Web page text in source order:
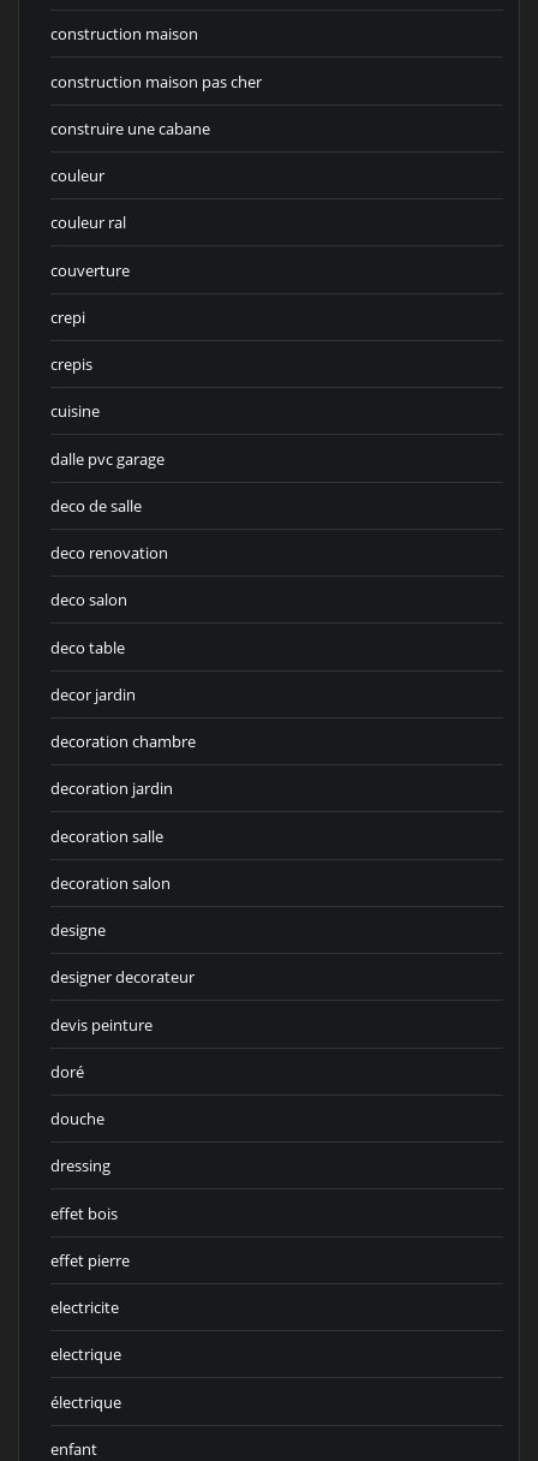
construction maison
construction maison pas cher
construire une cabane
couleur
couleur ral
couverture
crepi
crepis
cuisine
dalle pvc garage
deco de salle
deco renovation
deco salon
deco table
decor jardin
decoration chambre
decoration jardin
decoration salle
decoration salon
designe
designer decorateur
devis peinture
doré
douche
dressing
effet bois
effet pierre
electricite
electrique
électrique
enfant